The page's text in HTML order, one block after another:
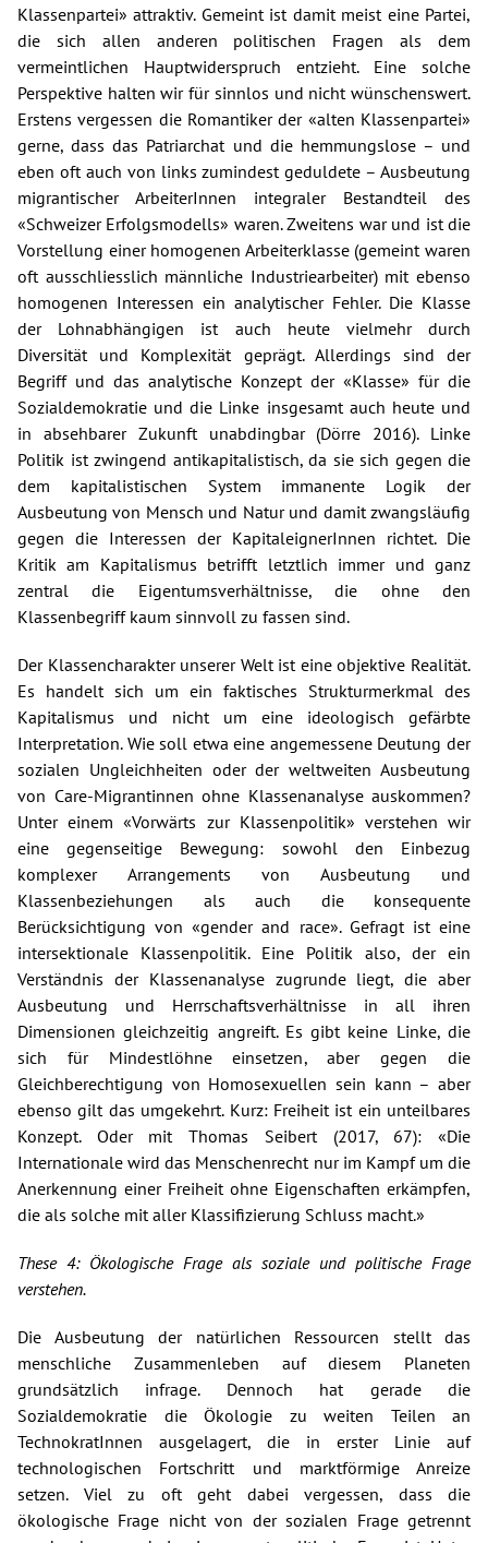
Klassenpartei» attraktiv. Gemeint ist damit meist eine Partei,
die sich allen anderen politischen Fragen als dem
vermeintlichen Hauptwiderspruch entzieht. Eine solche
Perspektive halten wir für sinnlos und nicht wünschenswert.
Erstens vergessen die Romantiker der «alten Klassenpartei»
gerne, dass das Patriarchat und die hemmungslose – und
eben oft auch von links zumindest geduldete – Ausbeutung
migrantischer ArbeiterInnen integraler Bestandteil des
«Schweizer Erfolgsmodells» waren. Zweitens war und ist die
Vorstellung einer homogenen Arbeiterklasse (gemeint waren
oft ausschliesslich männliche Industriearbeiter) mit ebenso
homogenen Interessen ein analytischer Fehler. Die Klasse
der Lohnabhängigen ist auch heute vielmehr durch
Diversität und Komplexität geprägt. Allerdings sind der
Begriff und das analytische Konzept der «Klasse» für die
Sozialdemokratie und die Linke insgesamt auch heute und
in absehbarer Zukunft unabdingbar (Dörre 2016). Linke
Politik ist zwingend antikapitalistisch, da sie sich gegen die
dem kapitalistischen System immanente Logik der
Ausbeutung von Mensch und Natur und damit zwangsläufig
gegen die Interessen der KapitaleignerInnen richtet. Die
Kritik am Kapitalismus betrifft letztlich immer und ganz
zentral die Eigentumsverhältnisse, die ohne den
Klassenbegriff kaum sinnvoll zu fassen sind.
Der Klassencharakter unserer Welt ist eine objektive Realität.
Es handelt sich um ein faktisches Strukturmerkmal des
Kapitalismus und nicht um eine ideologisch gefärbte
Interpretation. Wie soll etwa eine angemessene Deutung der
sozialen Ungleichheiten oder der weltweiten Ausbeutung
von Care-Migrantinnen ohne Klassenanalyse auskommen?
Unter einem «Vorwärts zur Klassenpolitik» verstehen wir
eine gegenseitige Bewegung: sowohl den Einbezug
komplexer Arrangements von Ausbeutung und
Klassenbeziehungen als auch die konsequente
Berücksichtigung von «gender and race». Gefragt ist eine
intersektionale Klassenpolitik. Eine Politik also, der ein
Verständnis der Klassenanalyse zugrunde liegt, die aber
Ausbeutung und Herrschaftsverhältnisse in all ihren
Dimensionen gleichzeitig angreift. Es gibt keine Linke, die
sich für Mindestlöhne einsetzen, aber gegen die
Gleichberechtigung von Homosexuellen sein kann – aber
ebenso gilt das umgekehrt. Kurz: Freiheit ist ein unteilbares
Konzept. Oder mit Thomas Seibert (2017, 67): «Die
Internationale wird das Menschenrecht nur im Kampf um die
Anerkennung einer Freiheit ohne Eigenschaften erkämpfen,
die als solche mit aller Klassifizierung Schluss macht.»
These 4: Ökologische Frage als soziale und politische Frage
verstehen.
Die Ausbeutung der natürlichen Ressourcen stellt das
menschliche Zusammenleben auf diesem Planeten
grundsätzlich infrage. Dennoch hat gerade die
Sozialdemokratie die Ökologie zu weiten Teilen an
TechnokratInnen ausgelagert, die in erster Linie auf
technologischen Fortschritt und marktförmige Anreize
setzen. Viel zu oft geht dabei vergessen, dass die
ökologische Frage nicht von der sozialen Frage getrennt